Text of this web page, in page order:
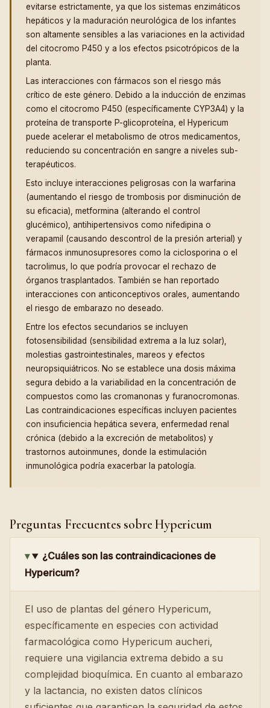
evitarse estrictamente, ya que los sistemas enzimáticos
hepáticos y la maduración neurológica de los infantes
son altamente sensibles a las variaciones en la actividad
del citocromo P450 y a los efectos psicotrópicos de la
planta.
Las interacciones con fármacos son el riesgo más
crítico de este género. Debido a la inducción de enzimas
como el citocromo P450 (específicamente CYP3A4) y la
proteína de transporte P-glicoproteína, el Hypericum
puede acelerar el metabolismo de otros medicamentos,
reduciendo su concentración en sangre a niveles sub-
terapéuticos.
Esto incluye interacciones peligrosas con la warfarina
(aumentando el riesgo de trombosis por disminución de
su eficacia), metformina (alterando el control
glucémico), antihipertensivos como nifedipina o
verapamil (causando descontrol de la presión arterial) y
fármacos inmunosupresores como la ciclosporina o el
tacrolimus, lo que podría provocar el rechazo de
órganos trasplantados. También se han reportado
interacciones con anticonceptivos orales, aumentando
el riesgo de embarazo no deseado.
Entre los efectos secundarios se incluyen
fotosensibilidad (sensibilidad extrema a la luz solar),
molestias gastrointestinales, mareos y efectos
neuropsiquiátricos. No se establece una dosis máxima
segura debido a la variabilidad en la concentración de
compuestos como las cromanonas y furanocromonas.
Las contraindicaciones específicas incluyen pacientes
con insuficiencia hepática severa, enfermedad renal
crónica (debido a la excreción de metabolitos) y
trastornos autoinmunes, donde la estimulación
inmunológica podría exacerbar la patología.
Preguntas Frecuentes sobre Hypericum
¿Cuáles son las contraindicaciones de
Hypericum?
El uso de plantas del género Hypericum,
específicamente en especies con actividad
farmacológica como Hypericum aucheri,
requiere una vigilancia extrema debido a su
complejidad bioquímica. En cuanto al embarazo
y la lactancia, no existen datos clínicos